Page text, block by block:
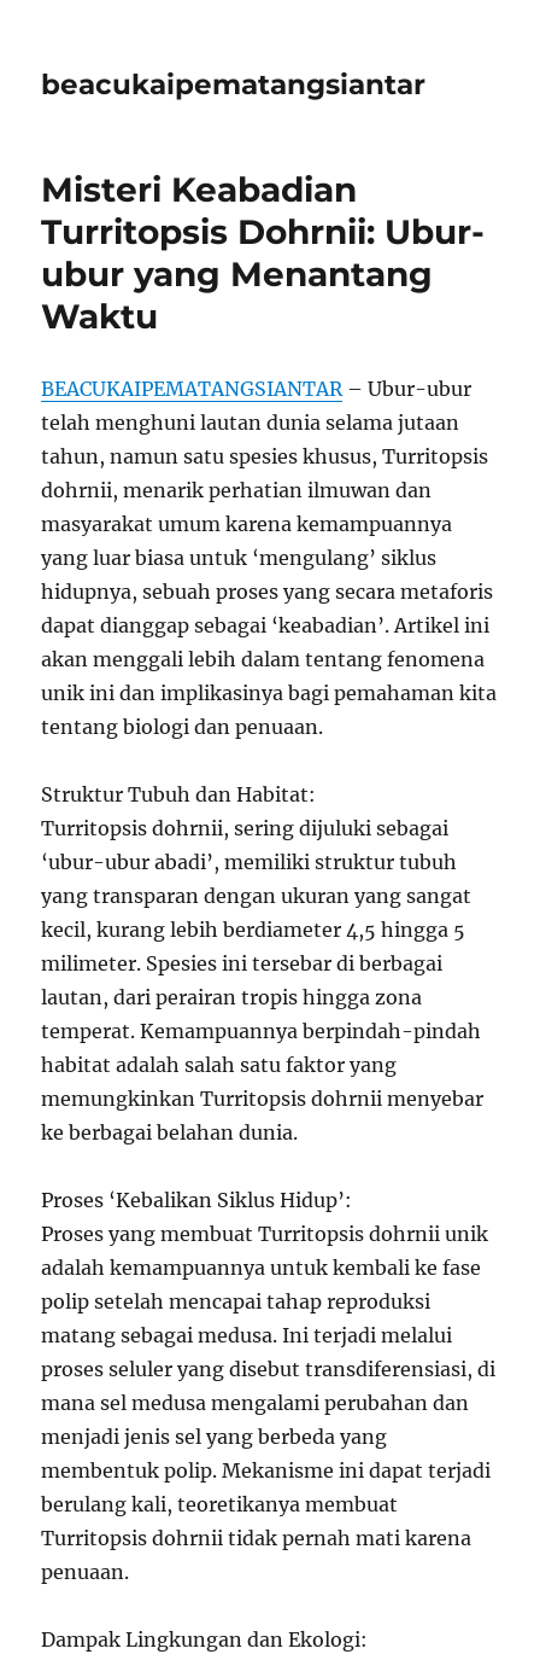
beacukaipematangsiantar
Misteri Keabadian
Turritopsis Dohrnii: Ubur-
ubur yang Menantang
Waktu
BEACUKAIPEMATANGSIANTAR– Ubur-ubur
telah menghuni lautan dunia selama jutaan
tahun, namun satu spesies khusus, Turritopsis
dohrnii, menarik perhatian ilmuwan dan
masyarakat umum karena kemampuannya
yang luar biasa untuk ‘mengulang’ siklus
hidupnya, sebuah proses yang secara metaforis
dapat dianggap sebagai ‘keabadian’. Artikel ini
akan menggali lebih dalam tentang fenomena
unik ini dan implikasinya bagi pemahaman kita
tentang biologi dan penuaan.
Struktur Tubuh dan Habitat:
Turritopsis dohrnii, sering dijuluki sebagai
‘ubur-ubur abadi’, memiliki struktur tubuh
yang transparan dengan ukuran yang sangat
kecil, kurang lebih berdiameter 4,5 hingga 5
milimeter. Spesies ini tersebar di berbagai
lautan, dari perairan tropis hingga zona
temperat. Kemampuannya berpindah-pindah
habitat adalah salah satu faktor yang
memungkinkan Turritopsis dohrnii menyebar
ke berbagai belahan dunia.
Proses ‘Kebalikan Siklus Hidup’:
Proses yang membuat Turritopsis dohrnii unik
adalah kemampuannya untuk kembali ke fase
polip setelah mencapai tahap reproduksi
matang sebagai medusa. Ini terjadi melalui
proses seluler yang disebut transdiferensiasi, di
mana sel medusa mengalami perubahan dan
menjadi jenis sel yang berbeda yang
membentuk polip. Mekanisme ini dapat terjadi
berulang kali, teoretikanya membuat
Turritopsis dohrnii tidak pernah mati karena
penuaan.
Dampak Lingkungan dan Ekologi: